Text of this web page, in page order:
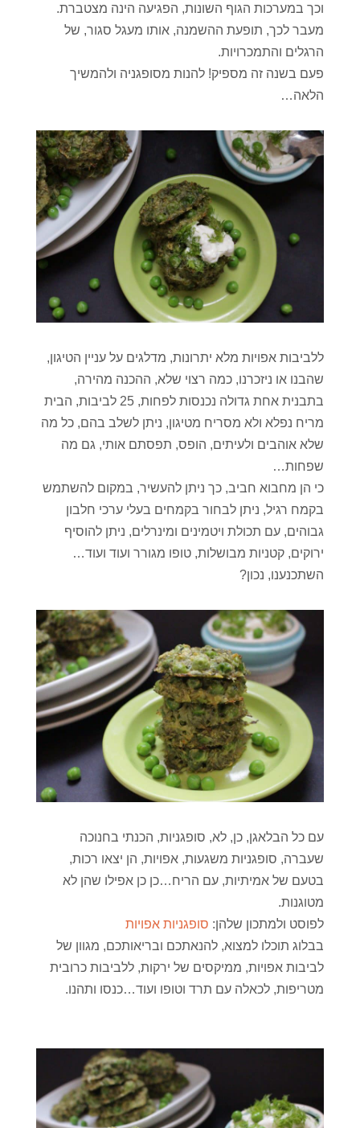
וכך במערכות הגוף השונות, הפגיעה הינה מצטברת.
מעבר לכך, תופעת ההשמנה, אותו מעגל סגור, של
הרגלים והתמכרויות.
פעם בשנה זה מספיק! להנות מסופגניה ולהמשיך
הלאה…
ללביבות אפויות מלא יתרונות, מדלגים על עניין הטיגון,
שהבנו או ניזכרנו, כמה רצוי שלא, ההכנה מהירה,
בתבנית אחת גדולה נכנסות לפחות, 25 לביבות, הבית
מריח נפלא ולא מסריח מטיגון, ניתן לשלב בהם, כל מה
שלא אוהבים ולעיתים, הופס, תפסתם אותי, גם מה
שפחות…
כי הן מחבוא חביב, כך ניתן להעשיר, במקום להשתמש
בקמח רגיל, ניתן לבחור בקמחים בעלי ערכי חלבון
גבוהים, עם תכולת ויטמינים ומינרלים, ניתן להוסיף
ירוקים, קטניות מבושלות, טופו מגורר ועוד ועוד…
השתכנענו, נכון?
עם כל הבלאגן, כן, לא, סופגניות, הכנתי בחנוכה
שעברה, סופגניות משגעות, אפויות, הן יצאו רכות,
בטעם של אמיתיות, עם הריח…כן כן אפילו שהן לא
מטוגנות.
לפוסט ולמתכון שלהן: סופגניות אפויות
בבלוג תוכלו למצוא, להנאתכם ובריאותכם, מגוון של
לביבות אפויות, ממיקסים של ירקות, ללביבות כרובית
מטריפות, לכאלה עם תרד וטופו ועוד…כנסו ותהנו.